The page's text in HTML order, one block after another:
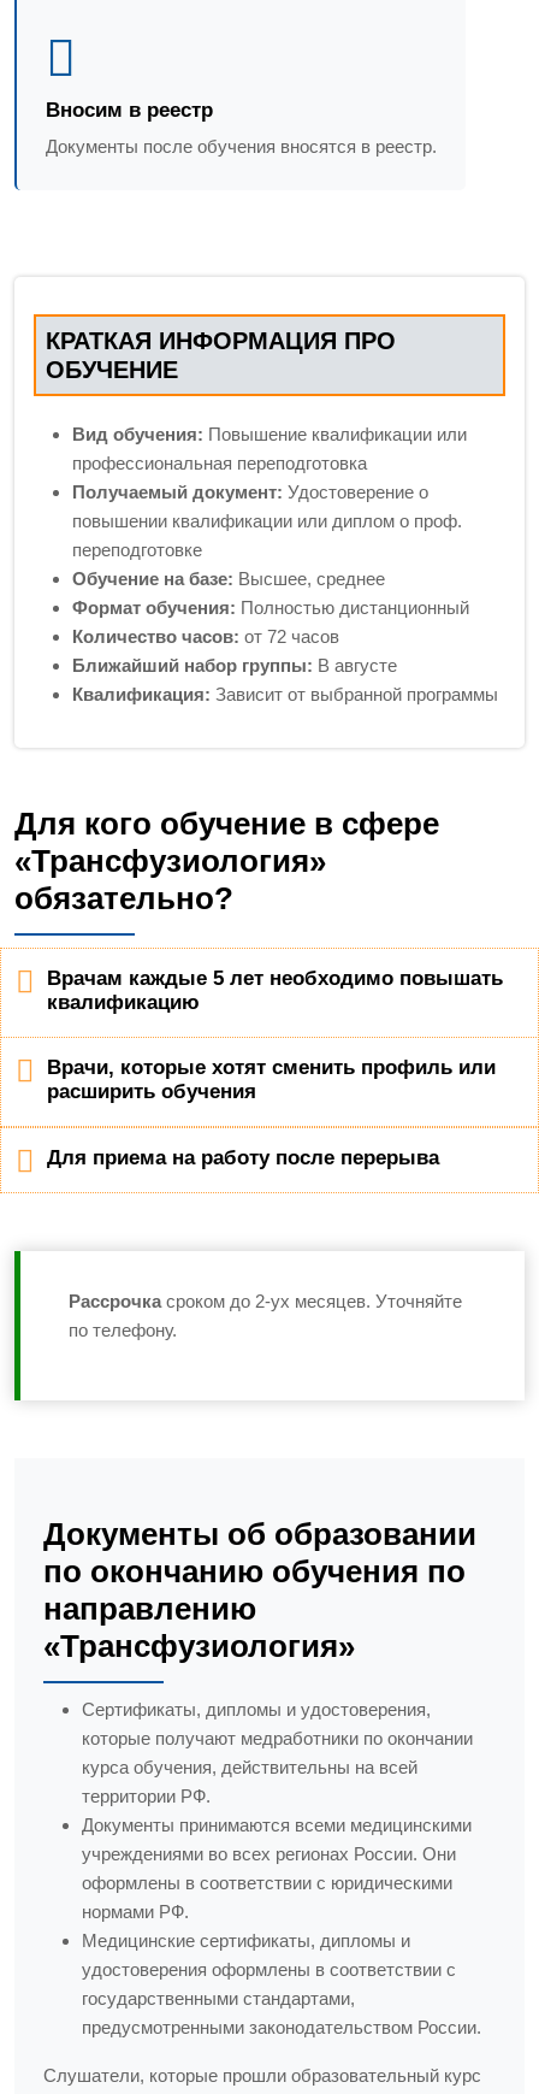
Вносим в реестр
Документы после обучения вносятся в реестр.
КРАТКАЯ ИНФОРМАЦИЯ ПРО
ОБУЧЕНИЕ
Вид обучения: Повышение квалификации или
профессиональная переподготовка
Получаемый документ: Удостоверение о
повышении квалификации или диплом о проф.
переподготовке
Обучение на базе: Высшее, среднее
Формат обучения: Полностью дистанционный
Количество часов: от 72 часов
Ближайший набор группы: В августе
Квалификация: Зависит от выбранной программы
Для кого обучение в сфере
«Трансфузиология»
обязательно?
Врачам каждые 5 лет необходимо повышать
квалификацию
Врачи, которые хотят сменить профиль или
расширить обучения
Для приема на работу после перерыва
Рассрочка сроком до 2-ух месяцев. Уточняйте
по телефону.
Документы об образовании
по окончанию обучения по
направлению
«Трансфузиология»
Сертификаты, дипломы и удостоверения,
которые получают медработники по окончании
курса обучения, действительны на всей
территории РФ.
Документы принимаются всеми медицинскими
учреждениями во всех регионах России. Они
оформлены в соответствии с юридическими
нормами РФ.
Медицинские сертификаты, дипломы и
удостоверения оформлены в соответствии с
государственными стандартами,
предусмотренными законодательством России.
Слушатели, которые прошли образовательный курс